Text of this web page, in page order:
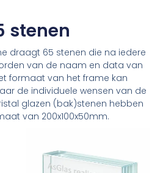
stenen
draagt 65 stenen die na iedere
van de naam en data van
formaat van het frame kan
de individuele wensen van de
glazen (bak)stenen hebben
van 200x100x50mm.